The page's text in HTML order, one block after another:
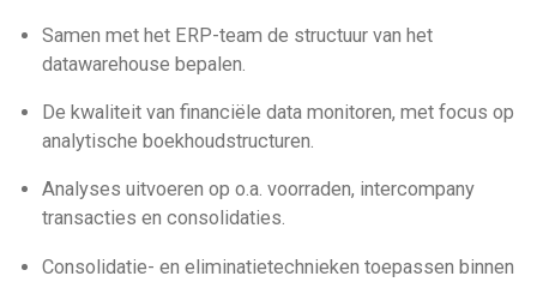
Samen met het ERP-team de structuur van het
datawarehouse bepalen.
De kwaliteit van financiële data monitoren, met focus op
analytische boekhoudstructuren.
Analyses uitvoeren op o.a. voorraden, intercompany
transacties en consolidaties.
Consolidatie- en eliminatietechnieken toepassen binnen